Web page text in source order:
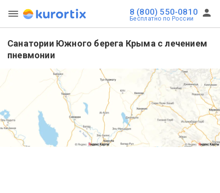
8 (800) 550-0810
Бесплатно по России
Санатории Южного берега Крыма с лечением
пневмонии